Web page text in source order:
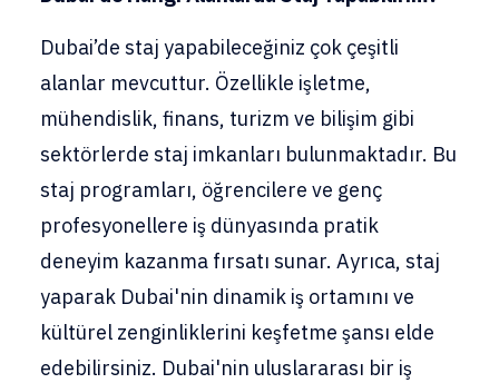
Dubai’de staj yapabileceğiniz çok çeşitli
alanlar mevcuttur. Özellikle işletme,
mühendislik, finans, turizm ve bilişim gibi
sektörlerde staj imkanları bulunmaktadır. Bu
staj programları, öğrencilere ve genç
profesyonellere iş dünyasında pratik
deneyim kazanma fırsatı sunar. Ayrıca, staj
yaparak Dubai'nin dinamik iş ortamını ve
kültürel zenginliklerini keşfetme şansı elde
edebilirsiniz. Dubai'nin uluslararası bir iş